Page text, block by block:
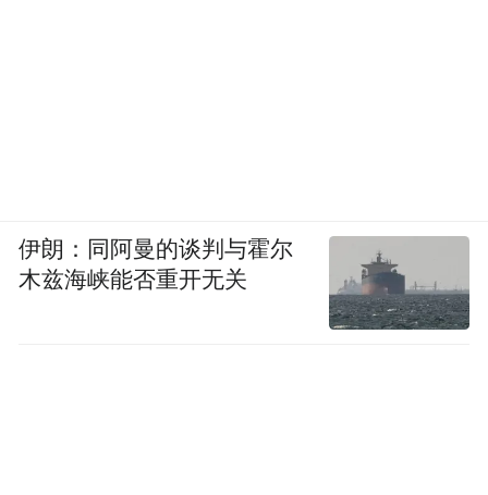
伊朗：同阿曼的谈判与霍尔
木兹海峡能否重开无关